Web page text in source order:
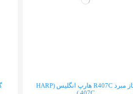
گاز مبرد R407C هارپ انگلیس (HARP